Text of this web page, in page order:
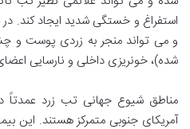
استفراغ و خستگی شدید ایجاد کند.
و می تواند منجر به زردی پوست و
شده)، خونریزی داخلی و نارسایی
مناطق شیوع جهانی تب زرد عمدتاً
آمریکای جنوبی متمرکز هستند. این